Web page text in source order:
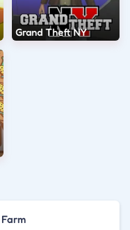
Grand Theft NY